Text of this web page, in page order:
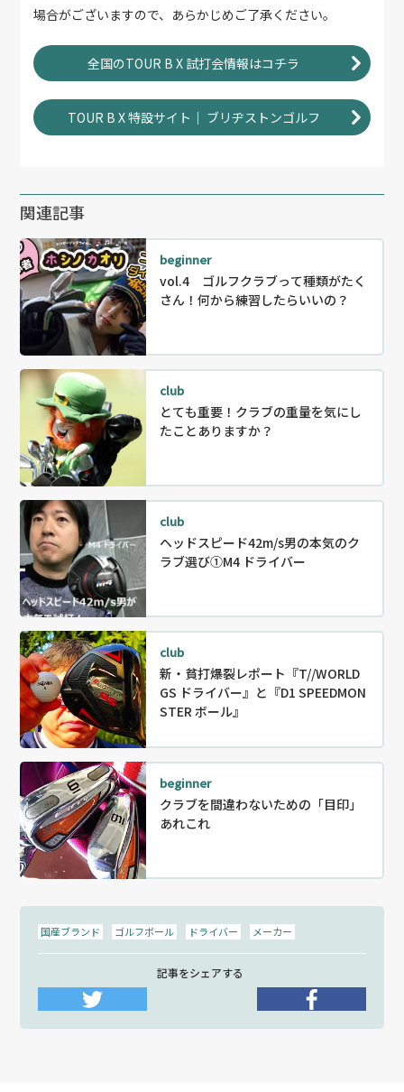
場合がございますので、あらかじめご了承ください。
全国のTOUR B X 試打会情報はコチラ
TOUR B X 特設サイト｜ ブリヂストンゴルフ
関連記事
beginner
vol.4 ゴルフクラブって種類がたく
さん！何から練習したらいいの？
club
とても重要！クラブの重量を気にし
たことありますか？
club
ヘッドスピード42m/s男の本気のク
ラブ選び①M4 ドライバー
club
新・貧打爆裂レポート『T//WORLD
GS ドライバー』と『D1 SPEEDMON
STER ボール』
beginner
クラブを間違わないための「目印」
あれこれ
国産ブランド ゴルフボール ドライバー メーカー
記事をシェアする